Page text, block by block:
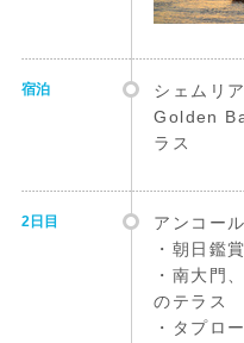
宿泊
シェムリ
Golden
ラス
2日目
アンコー
・朝日鑑賞
・南大門
のテラス
・タプロ